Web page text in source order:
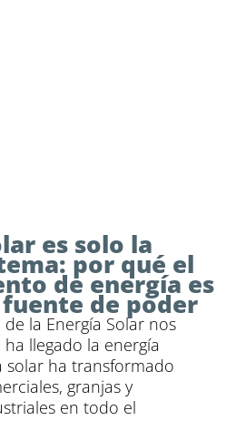
es solo la
por qué el
de energía es
de poder
la Energía Solar nos
llegado la energía
solar ha transformado
granjas y
en todo el